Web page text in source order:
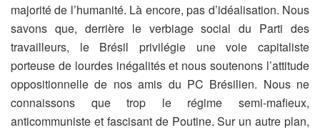
majorité de l’humanité. Là encore, pas d’idéalisation. Nous
savons que, derrière le verbiage social du Parti des
travailleurs, le Brésil privilégie une voie capitaliste
porteuse de lourdes inégalités et nous soutenons l’attitude
oppositionnelle de nos amis du PC Brésilien. Nous ne
connaissons que trop le régime semi-mafieux,
anticommuniste et fascisant de Poutine. Sur un autre plan,